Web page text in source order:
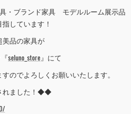
・ブランド家具 モデルルーム展示品
しています！
品の家具が
seluno_store』にて
のでよろしくお願いいたします。
れました！◆◆